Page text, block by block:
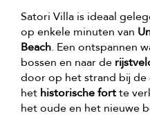
Satori Villa is ideaal
op enkele minuten van
Beach. Een ontspannen
bossen en naar de
door op het strand bij de
het historische fortte
het oude en het nieuwe